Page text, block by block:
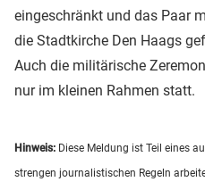
eingeschränkt und das Paar
die Stadtkirche Den Haags
Auch die militärische
nur im kleinen Rahmen statt.
Hinweis: Diese Meldung ist Teil eines
strengen journalistischen Regeln